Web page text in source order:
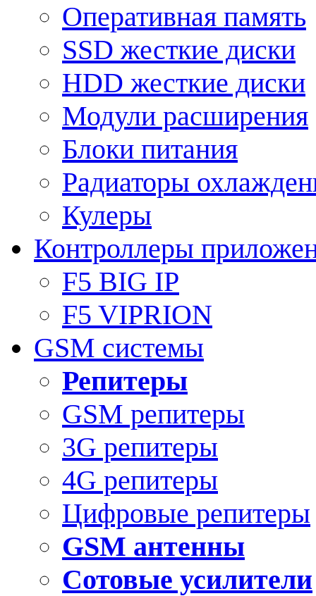
Оперативная память
SSD жесткие диски
HDD жесткие диски
Модули расширения
Блоки питания
Радиаторы
Кулеры
Контроллеры
F5 BIG IP
F5 VIPRION
GSM системы
Репитеры
GSM репитеры
3G репитеры
4G репитеры
Цифровые репитеры
GSM антенны
Сотовые усилители